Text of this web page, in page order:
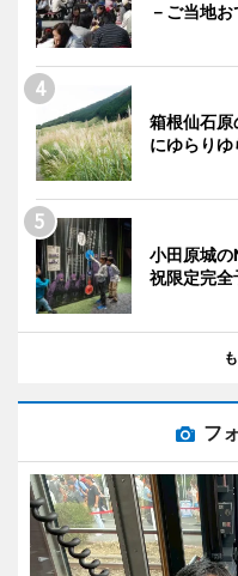
－ご当地
箱根仙石
にゆらりゆ
小田原城
祝限定完全
フ